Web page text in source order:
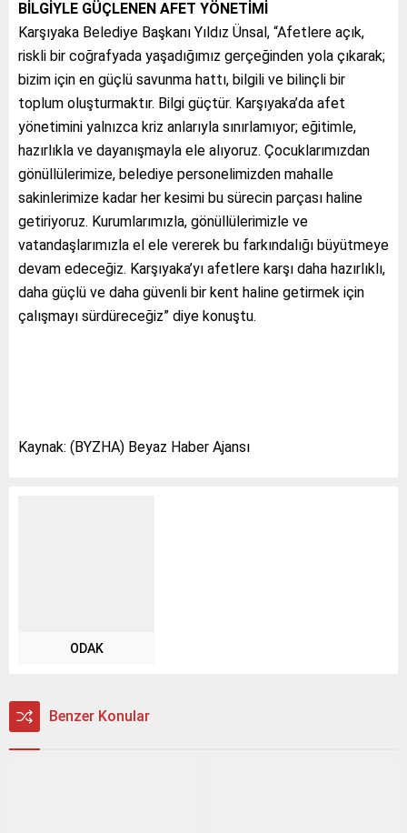
BİLGİYLE GÜÇLENEN AFET YÖNETİMİ
Karşıyaka Belediye Başkanı Yıldız Ünsal, “Afetlere açık,
riskli bir coğrafyada yaşadığımız gerçeğinden yola çıkarak;
bizim için en güçlü savunma hattı, bilgili ve bilinçli bir
toplum oluşturmaktır. Bilgi güçtür. Karşıyaka’da afet
yönetimini yalnızca kriz anlarıyla sınırlamıyor; eğitimle,
hazırlıkla ve dayanışmayla ele alıyoruz. Çocuklarımızdan
gönüllülerimize, belediye personelimizden mahalle
sakinlerimize kadar her kesimi bu sürecin parçası haline
getiriyoruz. Kurumlarımızla, gönüllülerimizle ve
vatandaşlarımızla el ele vererek bu farkındalığı büyütmeye
devam edeceğiz. Karşıyaka’yı afetlere karşı daha hazırlıklı,
daha güçlü ve daha güvenli bir kent haline getirmek için
çalışmayı sürdüreceğiz” diye konuştu.
Kaynak: (BYZHA) Beyaz Haber Ajansı
ODAK
Benzer Konular